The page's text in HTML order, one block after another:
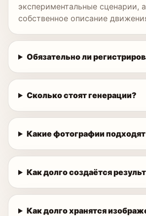
экспериментальные сценарии,
собственное описание
Обязательно ли
Сколько стоят генерации?
Какие фотографии
Как долго создаётся
Как долго хранятся